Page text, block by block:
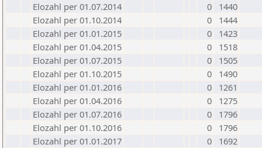
Elozahl per 01.07.2014
0
1440
Elozahl per 01.10.2014
0
1444
Elozahl per 01.01.2015
0
1423
Elozahl per 01.04.2015
0
1518
Elozahl per 01.07.2015
0
1505
Elozahl per 01.10.2015
0
1490
Elozahl per 01.01.2016
0
1261
Elozahl per 01.04.2016
0
1275
Elozahl per 01.07.2016
0
1796
Elozahl per 01.10.2016
0
1796
Elozahl per 01.01.2017
0
1692